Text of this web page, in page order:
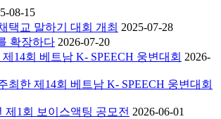
08-15
택교 말하기 대회 개최 2025-07-28
확장하다 2026-07-20
14회 베트남 K- SPEECH 웅변대회 2026-
최한 제14회 베트남 K- SPEECH 웅변대회
제1회 보이스액팅 공모전 2026-06-01